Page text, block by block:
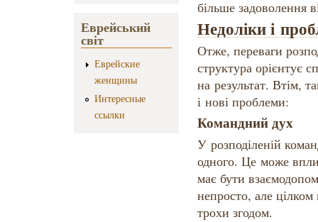
Еврейський
світ
Еврейские
женщины
Интересные
ссылки
більше задоволення
Недоліки і
Отже, переваги
структура орієнтує
на результат. Втім,
і нові проблеми:
Командний дух
У розподіленій
одного. Це може
має бути
непросто, але
трохи згодом.